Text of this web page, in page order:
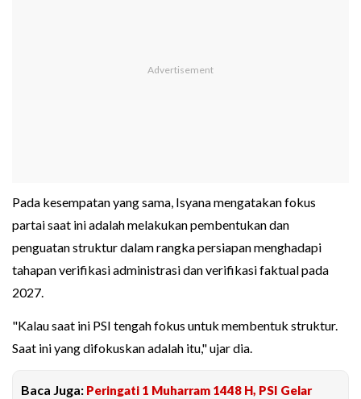
Pada kesempatan yang sama, Isyana mengatakan fokus
partai saat ini adalah melakukan pembentukan dan
penguatan struktur dalam rangka persiapan menghadapi
tahapan verifikasi administrasi dan verifikasi faktual pada
2027.
"Kalau saat ini PSI tengah fokus untuk membentuk struktur.
Saat ini yang difokuskan adalah itu," ujar dia.
Baca Juga: Peringati 1 Muharram 1448 H, PSI Gelar